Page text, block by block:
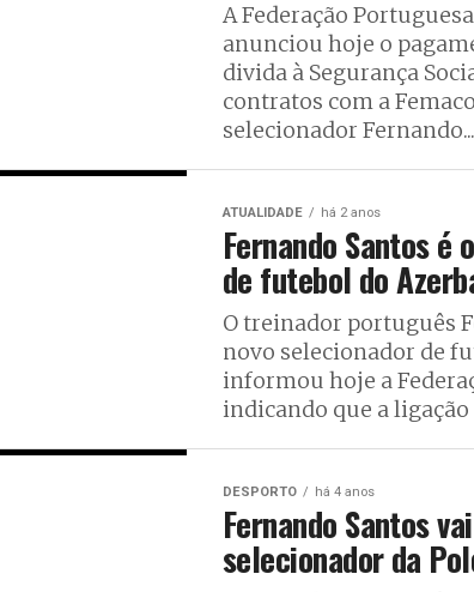
A Federação
anunciou hoje o
divida à Segurança
contratos com a
selecionador Fernando...
ATUALIDADE há 2 anos
Fernando Santos é
de futebol do
O treinador português
novo selecionador de
informou hoje a
indicando que a ligação
DESPORTO há 4 anos
Fernando Santos
selecionador da